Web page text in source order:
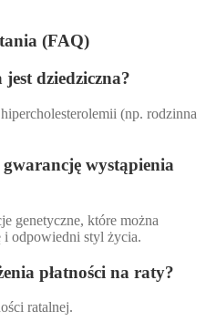
(FAQ)
dziedziczna?
(np. rodzinna
wystąpienia
genetyczne, które można
odpowiedni styl życia.
płatności na raty?
ratalnej.